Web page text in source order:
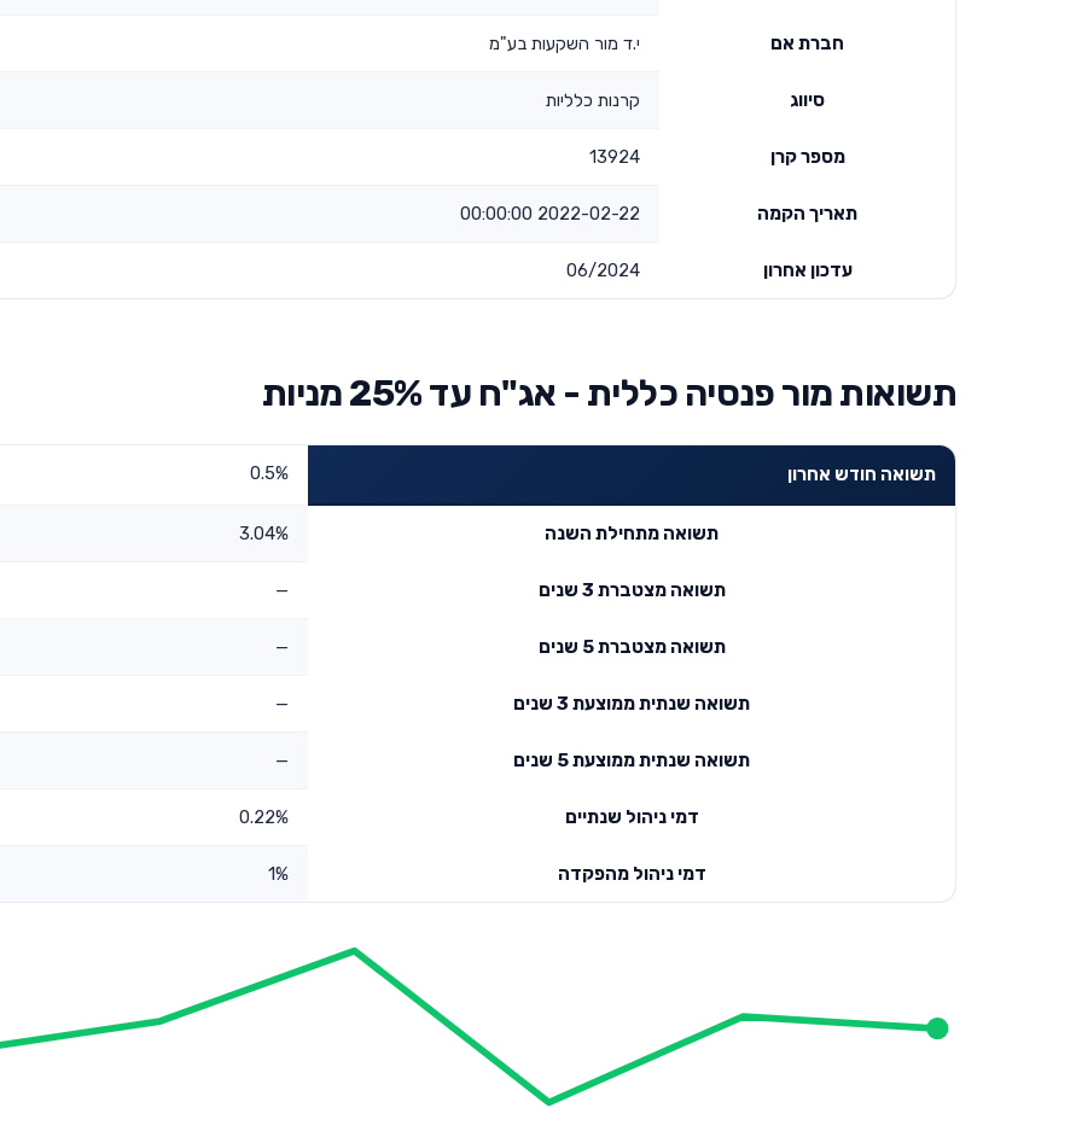
חברת אם י.ד מור השקעות בע"מ
סיווג קרנות כלליות
מספר קרן 13924
תאריך הקמה 2022-02-22 00:00:00
עדכון אחרון 06/2024
תשואות מור פנסיה כללית - אג"ח עד 25% מניות
תשואה חודש אחרון 0.5%
תשואה מתחילת השנה 3.04%
תשואה מצטברת 3 שנים —
תשואה מצטברת 5 שנים —
תשואה שנתית ממוצעת 3 שנים —
תשואה שנתית ממוצעת 5 שנים —
דמי ניהול שנתיים 0.22%
דמי ניהול מהפקדה 1%